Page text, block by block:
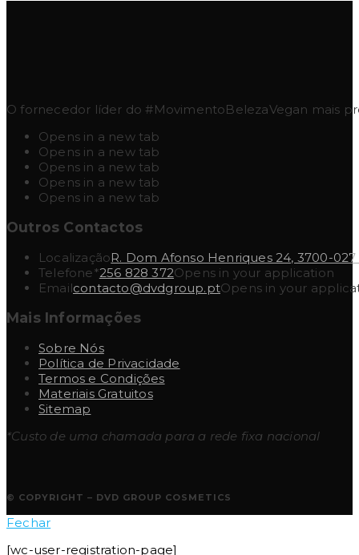
O fornecedor líder do #MovimentoBelezaVegan mais
Opens in a new tab
Opens in a new tab
Opens in a new tab
Opens in a new tab
Opens in a new tab
Outros Contactos
LocalizaçãoR. Dom Afonso Henriques 24, 3700-
Telefone*256 828 372Opens in your application
Emailcontacto@dvdgroup.ptOpens in your
Mais Informações
Sobre Nós
Política de Privacidade
Termos e Condições
Materiais Gratuitos
Sitemap
*Custo de uma chamada para a rede fixa nacional
© COPYRIGHT – DVD GROUP COSMETICS
Fechar
[wc-user-registration-page]